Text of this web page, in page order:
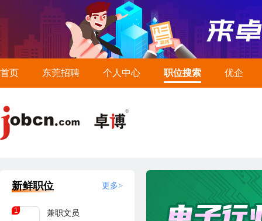
首页 东莞招聘 个人中心 职位搜索 优企
新鲜职位 更多>
1
兼职文员